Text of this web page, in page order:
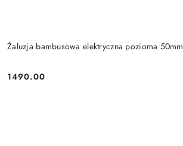
Żaluzja bambusowa elektryczna pozioma 50mm
Cena:
1490.00